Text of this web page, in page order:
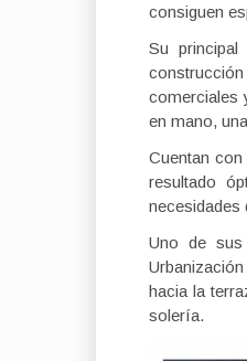
consiguen
Su
comerciales
en mano,
Cuentan
resultado
necesidades
Uno de sus
hacia la
solería.